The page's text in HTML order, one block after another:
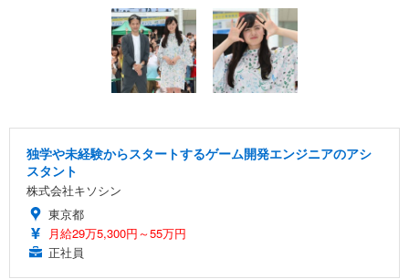
独学や未経験からスタートするゲーム開発エンジニアのアシ
スタント
株式会社キソシン
東京都
月給29万5,300円～55万円
正社員